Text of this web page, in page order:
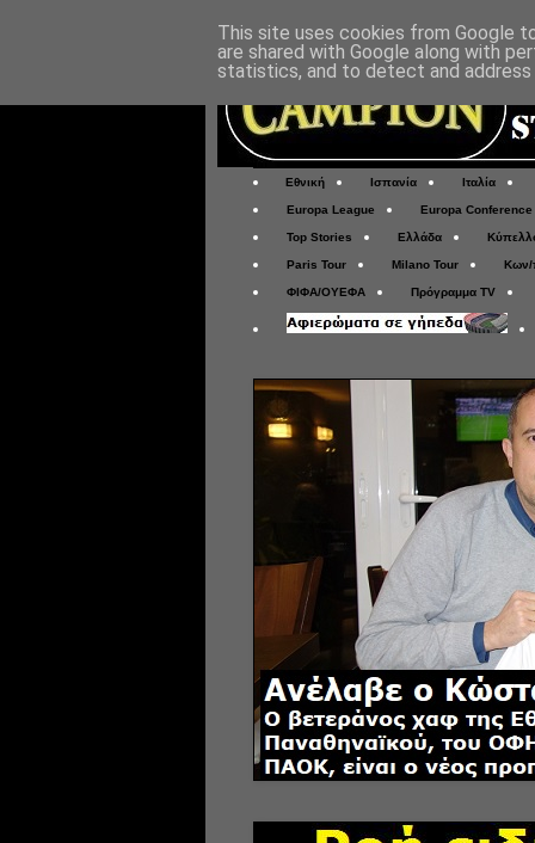
Εθνική Ισπανία Ιταλία
Europa League Europa Conference
Top Stories Ελλάδα
Paris Tour Milano Tour Κων/
ΦΙΦΑ/ΟΥΕΦΑ Πρόγραμμα TV
This site uses cookies from Google
are shared with Google along with
statistics, and to detect and address